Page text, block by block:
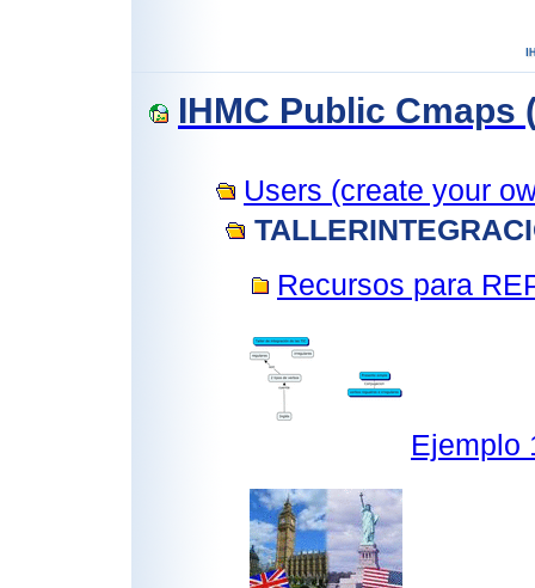
IHMC Public Cmaps
Users (create your
Recursos para
Ejemplo